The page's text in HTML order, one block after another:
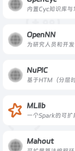
内置Cyc知识库与
OpenNN
NuPIC
基于HTM（分层
MLlib
一个Spark的可扩
Mahout